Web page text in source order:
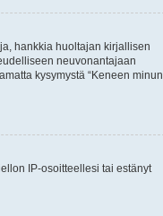
hankkia huoltajan kirjallisen
neuvonantajaan
kysymystä “Keneen minun
IP-osoitteellesi tai estänyt